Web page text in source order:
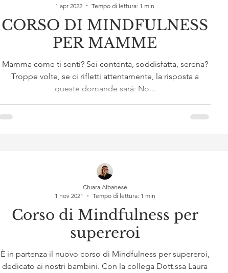
CORSO DI MINDFULNESS
PER MAMME
Mamma come ti senti? Sei contenta, soddisfatta, serena?
Troppe volte, se ci rifletti attentamente, la risposta a
queste domande sarà: No...
1 apr 2022
Tempo di lettura: 1 min
Corso di Mindfulness per
supereroi
È in partenza il nuovo corso di Mindfulness per supereroi,
dedicato ai nostri bambini. Con la collega Dott.ssa Laura
Chiara Albanese
1 nov 2021
Tempo di lettura: 1 min